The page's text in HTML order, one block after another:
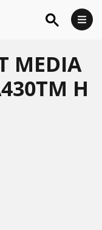
MEDIA
H